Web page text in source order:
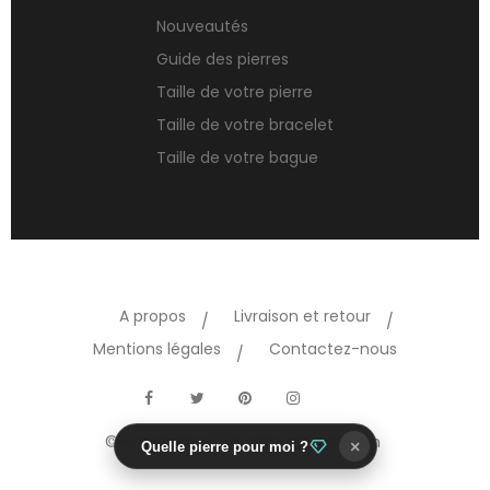
Nouveautés
Guide des pierres
Taille de votre pierre
Taille de votre bracelet
Taille de votre bague
A propos
Livraison et retour
Mentions légales
Contactez-nous
FacebookTwitter Pinterest
© Copyright 2026 Crea-stones.com
Quelle pierre pour moi ? ×